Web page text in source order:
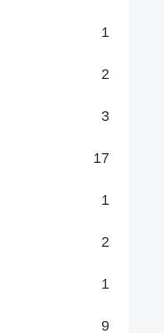
1
2
3
17
1
2
1
9